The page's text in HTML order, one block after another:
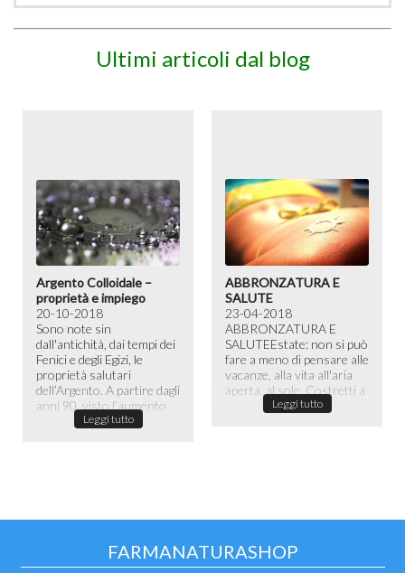
Ultimi articoli dal blog
Argento Colloidale –
proprietà e impiego
20-10-2018
Sono note sin
dall'antichità, dai tempi dei
Fenici e degli Egizi, le
proprietà salutari
dell’Argento. A partire dagli
anni 90, visto l’aumento
Leggi tutto
ABBRONZATURA E
SALUTE
23-04-2018
ABBRONZATURA E
SALUTE​ Estate: non si può
fare a meno di pensare alle
vacanze, alla vita all'aria
aperta, al sole. Costretti a
passare la maggior ...
Leggi tutto
FARMANATURASHOP